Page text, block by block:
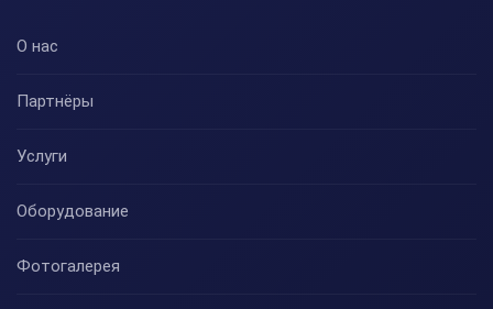
О нас
Партнёры
Услуги
Оборудование
Фотогалерея